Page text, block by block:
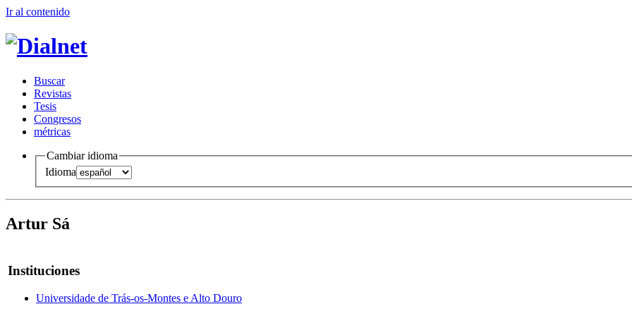
Ir al contenido
Buscar
Revistas
Tesis
Congresos
métricas
Cambiar idioma
Idioma
Artur Sá
Instituciones
Universidade de Trás-os-Montes e Alto Douro